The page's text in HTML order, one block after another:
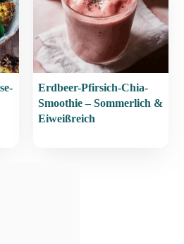
Erdbeer-Pfirsich-Chia-
Smoothie – Sommerlich &
Eiweißreich